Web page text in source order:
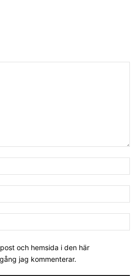
och hemsida i den här
jag kommenterar.